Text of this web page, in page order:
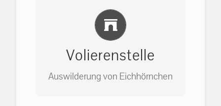
auf: 0162-7909946
Volierenstelle
Auswilderung von Eichhörnchen
Einlernung und Infos